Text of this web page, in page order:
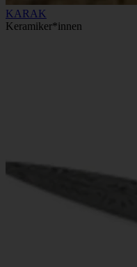
KARAK
Keramiker*innen